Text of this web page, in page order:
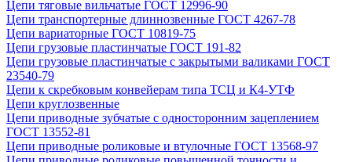
Цепи тяговые вильчатые ГОСТ 12996-90
Цепи транспортерные длиннозвенные ГОСТ 4267-78
Цепи вариаторные ГОСТ 10819-75
Цепи грузовые пластинчатые ГОСТ 191-82
Цепи грузовые пластинчатые с закрытыми валиками ГОСТ
23540-79
Цепи к скребковым конвейерам типа ТСЦ и К4-УТФ
Цепи круглозвенные
Цепи приводные зубчатые с односторонним зацеплением
ГОСТ 13552-81
Цепи приводные роликовые и втулочные ГОСТ 13568-97